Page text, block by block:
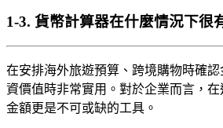
1-3. 貨幣計算器在什麼情況下很
在安排海外旅遊預算、跨境購物時確
資價值時非常實用。對於企業而言，
金額更是不可或缺的工具。